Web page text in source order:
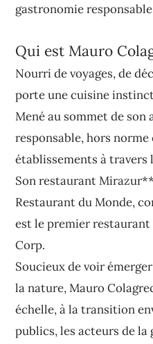
gastronomie
Qui est Mauro
Nourri de voyages, de
porte une cuisine
Mené au sommet de son
responsable, hors
établissements à travers
Son restaurant
Restaurant du Monde,
est le premier
Corp.
Soucieux de voir
la nature, Mauro
échelle, à la transition
publics, les acteurs de